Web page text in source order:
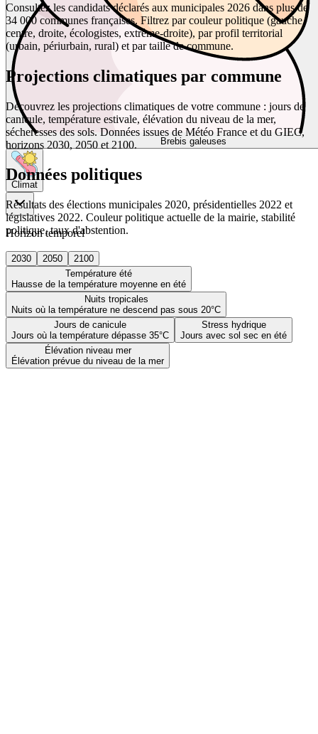
Brebis galeuses
Climat
Horizon temporel
2030 2050
2100
Température été
Hausse de la température moyenne en été
Nuits tropicales
Nuits où la température ne descend pas sous 20°C
Jours de canicule
Jours où la température dépasse 35°C
Stress hydrique
Jours avec sol sec en été
Élévation niveau mer
Élévation prévue du niveau de la mer
Consultez les candidats déclarés aux municipales 2026 dans plus de
34 000 communes françaises. Filtrez par couleur politique (gauche,
centre, droite, écologistes, extrême-droite), par profil territorial
(urbain, périurbain, rural) et par taille de commune.
Projections climatiques par commune
Découvrez les projections climatiques de votre commune : jours de
canicule, température estivale, élévation du niveau de la mer,
sécheresses des sols. Données issues de Météo France et du GIEC,
horizons 2030, 2050 et 2100.
Données politiques
Résultats des élections municipales 2020, présidentielles 2022 et
législatives 2022. Couleur politique actuelle de la mairie, stabilité
politique, taux d'abstention.